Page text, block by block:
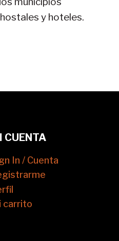
y hoteles.
CUENTA
In / Cuenta
carrito